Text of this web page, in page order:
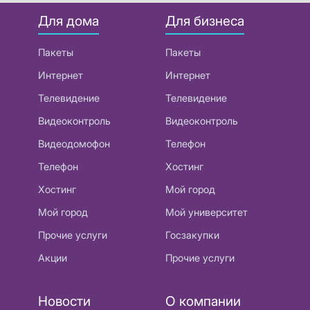
Для дома
Пакеты
Интернет
Телевидение
Видеоконтроль
Видеодомофон
Телефон
Хостинг
Мой город
Прочие услуги
Акции
Для бизнеса
Пакеты
Интернет
Телевидение
Видеоконтроль
Телефон
Хостинг
Мой город
Мой университет
Госзакупки
Прочие услуги
Новости О компании